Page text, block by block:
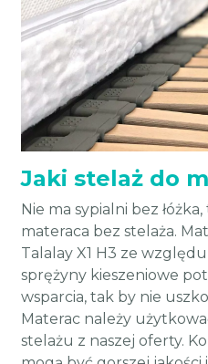
Jaki stelaż do
Nie ma sypialni bez
materaca bez stelaża.
Talalay X1 H3 ze
sprężyny kieszeniowe
wsparcia, tak by nie
Materac należy
stelażu z naszej oferty.